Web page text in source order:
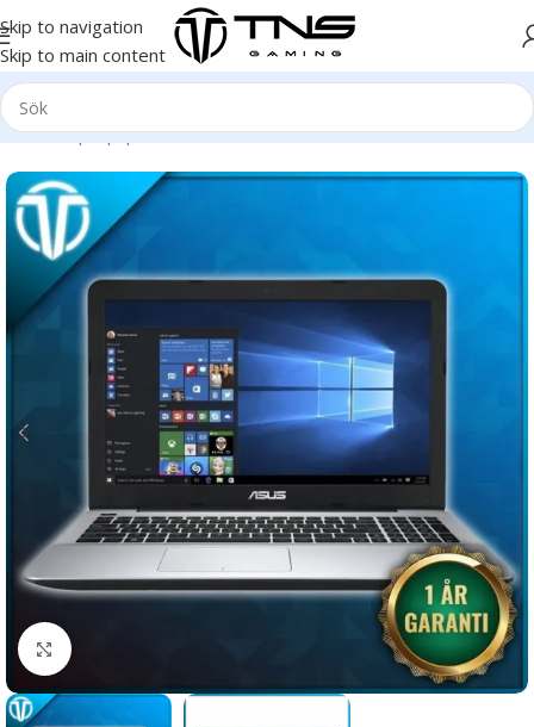
Skip to navigation
Skip to main content
Hem/Laptop | Bärbar dator
Click to enlarge